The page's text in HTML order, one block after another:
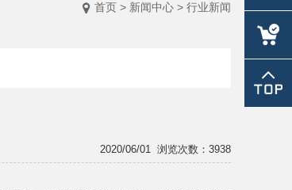
首页 > 新闻中心 > 行业新闻
浏览次数：3938
2020/06/01